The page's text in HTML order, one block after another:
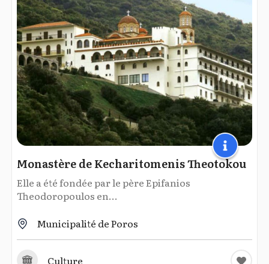
Monastère de Kecharitomenis Theotokou
Elle a été fondée par le père Epifanios
Theodoropoulos en...
Municipalité de Poros
Culture